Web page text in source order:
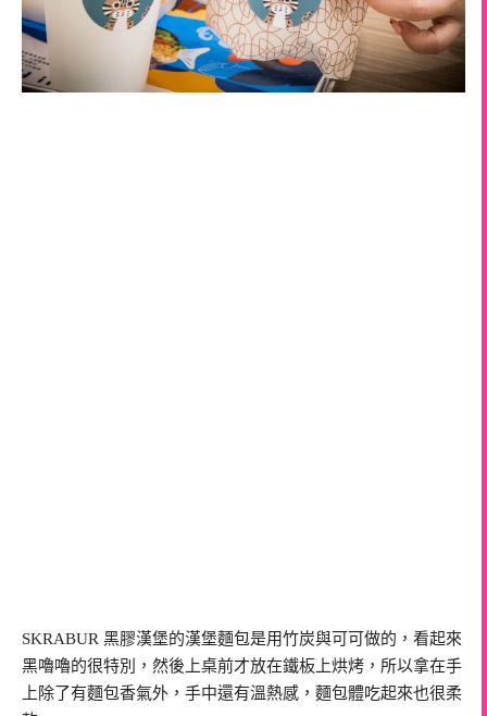
SKRABUR 黑膠漢堡的漢堡麵包是用竹炭與可可做的，看起來
黑嚕嚕的很特別，然後上桌前才放在鐵板上烘烤，所以拿在手
上除了有麵包香氣外，手中還有溫熱感，麵包體吃起來也很柔